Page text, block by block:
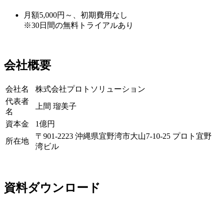
月額5,000円～、初期費用なし
※30日間の無料トライアルあり
会社概要
会社名
株式会社プロトソリューション
代表者
名
上間 瑠美子
資本金 1億円
所在地
〒901-2223 沖縄県宜野湾市大山7-10-25 プロト宜野
湾ビル
資料ダウンロード